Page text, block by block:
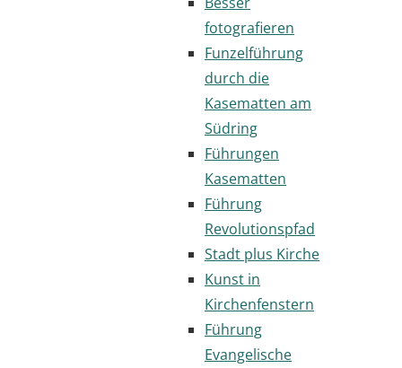
fotografieren
Funzelführung
durch die
Kasematten am
Südring
Führungen
Kasematten
Führung
Revolutionspfad
Stadt plus Kirche
Kunst in
Kirchenfenstern
Führung
Evangelische